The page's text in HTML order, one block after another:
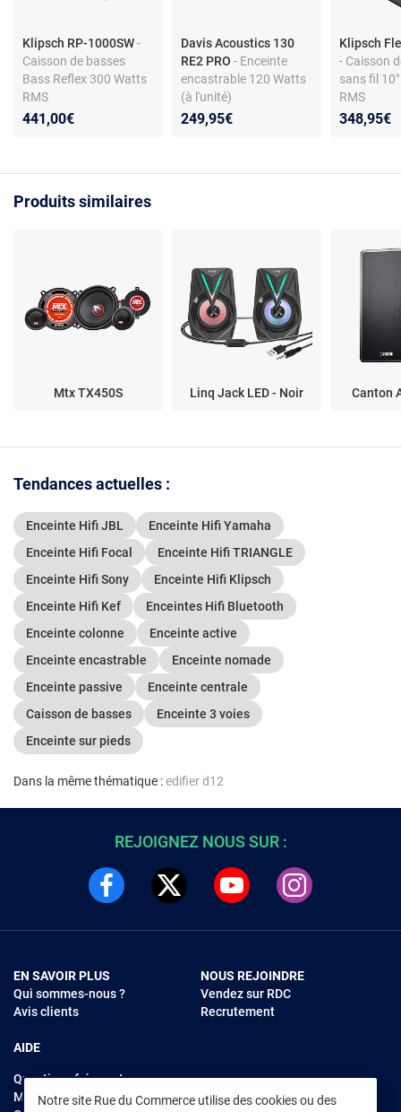
Klipsch RP-1000SW-
Caisson de basses
Bass Reflex 300 Watts
RMS
441,00€
Davis Acoustics 130
RE2 PRO- Enceinte
encastrable 120 Watts
(à l'unité)
249,95€
Klipsch
- Caisson
sans fil
RMS
348,95€
Produits similaires
Mtx TX450S Linq Jack LED - Noir Canton
Tendances actuelles :
Enceinte Hifi JBL
Enceinte Hifi Yamaha
Enceinte Hifi Focal
Enceinte Hifi TRIANGLE
Enceinte Hifi Sony
Enceinte Hifi Klipsch
Enceinte Hifi Kef
Enceintes Hifi Bluetooth
Enceinte colonne
Enceinte active
Enceinte encastrable
Enceinte nomade
Enceinte passive
Enceinte centrale
Caisson de basses
Enceinte 3 voies
Enceinte sur pieds
Dans la même thématique :edifier d12
Notre site Rue du Commerce utilise des cookies ou des
REJOIGNEZ NOUS SUR :
EN SAVOIR PLUS
Qui sommes-nous ?
Avis clients
AIDE
Questions fréquentes
Modes de règlements
NOUS REJOINDRE
Vendez sur RDC
Recrutement